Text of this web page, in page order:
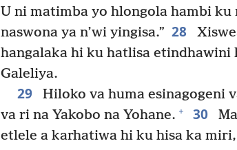
U ni matimba yo hlongola hambi
naswona ya n’wi yingisa.” 28
hangalaka hi ku hatlisa
Galeliya.
29
Hiloko va huma esinagogeni
va ri na Yakobo na Yohane. + 30
etlele a karhatiwa hi ku hisa ka